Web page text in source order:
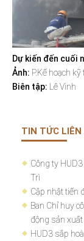
Dự kiến đến cuối
Ảnh: P.Kế hoạch
Biên tập: Lê Vinh
TIN TỨC LIÊN
Công ty
Trì
Cập nhật tiến
Ban Chỉ huy
động sản
HUD3 sắp